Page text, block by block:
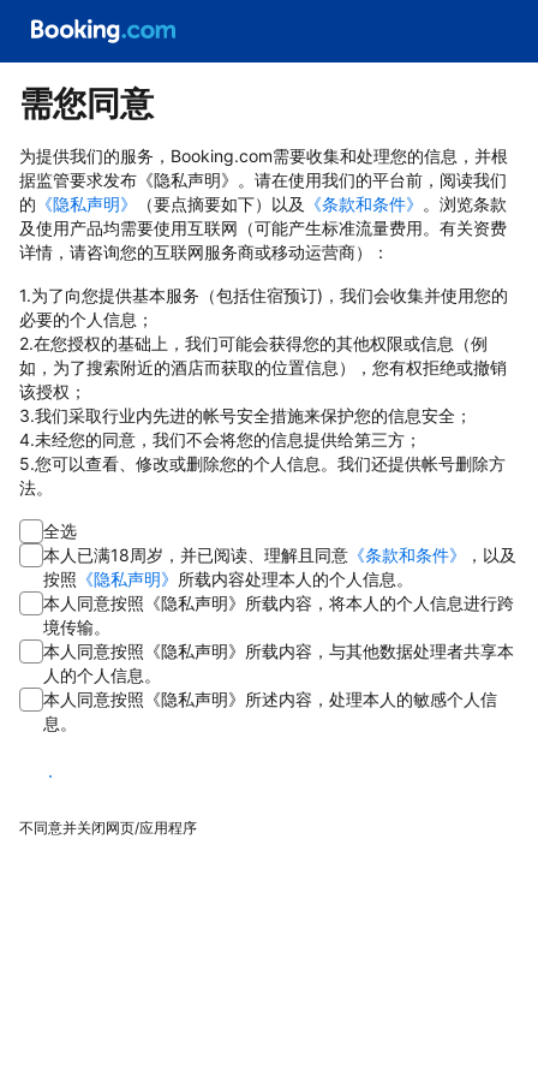
需您同意
为提供我们的服务，Booking.com需要收集和处理您的信息，并根
据监管要求发布《隐私声明》。请在使用我们的平台前，阅读我们
的 《隐私声明》 （要点摘要如下）以及 《条款和条件》 。浏览条款
及使用产品均需要使用互联网（可能产生标准流量费用。有关资费
详情，请咨询您的互联网服务商或移动运营商）：
1.为了向您提供基本服务（包括住宿预订)，我们会收集并使用您的
必要的个人信息；
2.在您授权的基础上，我们可能会获得您的其他权限或信息（例
如，为了搜索附近的酒店而获取的位置信息），您有权拒绝或撤销
该授权；
3.我们采取行业内先进的帐号安全措施来保护您的信息安全；
4.未经您的同意，我们不会将您的信息提供给第三方；
5.您可以查看、修改或删除您的个人信息。我们还提供帐号删除方
法。
全选
本人已满18周岁，并已阅读、理解且同意 《条款和条件》
，以及
按照 《隐私声明》 所载内容处理本人的个人信息。
本人同意按照《隐私声明》所载内容，将本人的个人信息进行跨
境传输。
本人同意按照《隐私声明》所载内容，与其他数据处理者共享本
人的个人信息。
本人同意按照《隐私声明》所述内容，处理本人的敏感个人信
息。
同意
不同意并关闭网页/应用程序